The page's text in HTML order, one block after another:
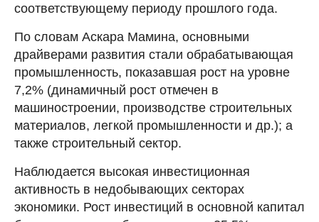
соответствующему периоду прошлого года.
По словам Аскара Мамина, основными
драйверами развития стали обрабатывающая
промышленность, показавшая рост на уровне
7,2% (динамичный рост отмечен в
машиностроении, производстве строительных
материалов, легкой промышленности и др.); а
также строительный сектор.
Наблюдается высокая инвестиционная
активность в недобывающих секторах
экономики. Рост инвестиций в основной капитал